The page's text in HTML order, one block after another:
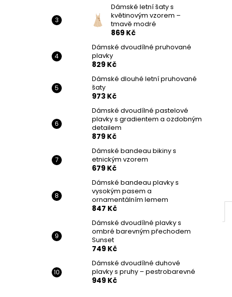
Dámské letní šaty s
květinovým vzorem –
tmavě modré
869 Kč
Dámské dvoudílné pruhované
plavky
829 Kč
Dámské dlouhé letní pruhované
šaty
973 Kč
Dámské dvoudílné pastelové
plavky s gradientem a ozdobným
detailem
879 Kč
Dámské bandeau bikiny s
etnickým vzorem
679 Kč
Dámské bandeau plavky s
vysokým pasem a
ornamentálním lemem
847 Kč
Dámské dvoudílné plavky s
ombré barevným přechodem
Sunset
749 Kč
Dámské dvoudílné duhové
plavky s pruhy – pestrobarevné
949 Kč